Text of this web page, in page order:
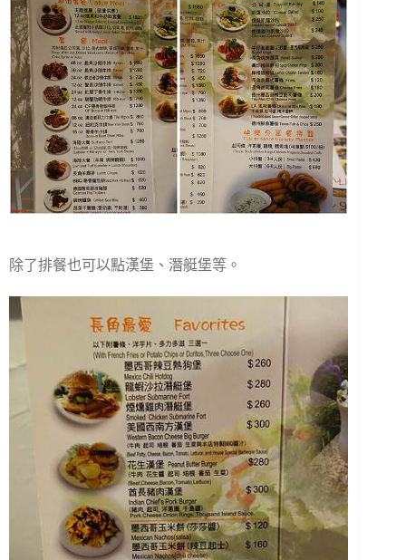
除了排餐也可以點漢堡、潛艇堡等。